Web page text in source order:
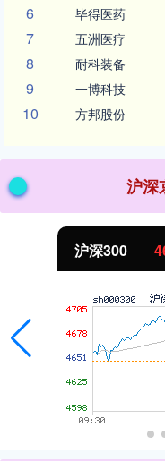
6 毕得医药
7 五洲医疗
8 耐科装备
9 一博科技
10 方邦股份
沪深
沪深300